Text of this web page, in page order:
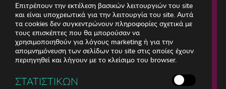
Επιτρέπουν την εκτέλεση βασικών λειτουργιών του site
και είναι υποχρεωτικά για την λειτουργία του site. Αυτά
τα cookies δεν συγκεντρώνουν πληροφορίες σχετικά με
τους επισκέπτες που θα μπορούσαν να
χρησιμοποιηθούν για λόγους marketing ή για την
απομνημόνευση των σελίδων του site στις οποίες έχουν
περιηγηθεί και λήγουν με το κλείσιμο του browser.
ΣΤΑΤΙΣΤΙΚΩΝ